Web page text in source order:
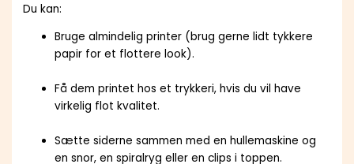
Du kan:
Bruge almindelig printer (brug gerne lidt tykkere
papir for et flottere look).
Få dem printet hos et trykkeri, hvis du vil have
virkelig flot kvalitet.
Sætte siderne sammen med en hullemaskine og
en snor, en spiralryg eller en clips i toppen.